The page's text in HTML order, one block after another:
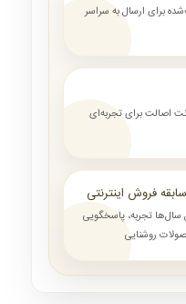
برای ارسال به سراسر
اصالت برای تجربه‌ای
سال‌ها تجربه، پاسخگویی
روشنایی